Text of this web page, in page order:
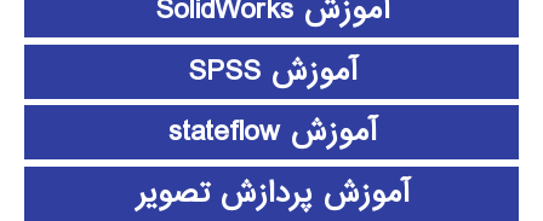
آموزش SolidWorks
آموزش SPSS
آموزش stateflow
آموزش پردازش تصویر